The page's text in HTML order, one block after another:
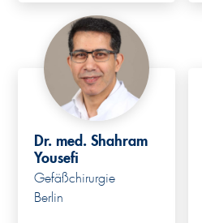
Dr. med. Shahram
Yousefi
Gefäßchirurgie
Berlin